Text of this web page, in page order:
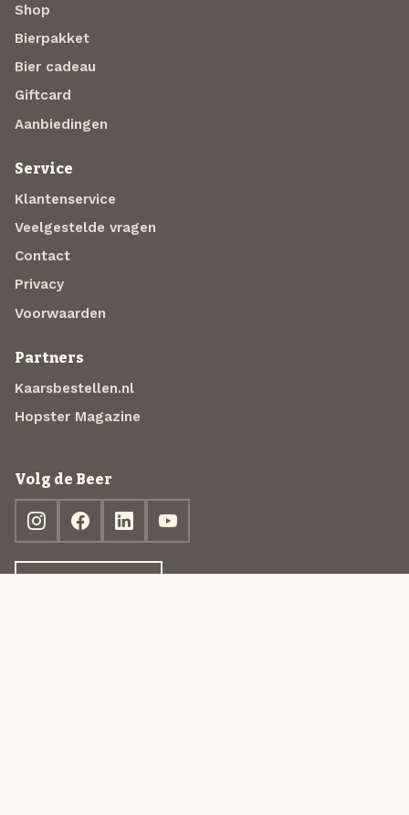
Shop
Bierpakket
Bier cadeau
Giftcard
Aanbiedingen
Service
Klantenservice
Veelgestelde vragen
Contact
Privacy
Voorwaarden
Partners
Kaarsbestellen.nl
Hopster Magazine
Volg de Beer